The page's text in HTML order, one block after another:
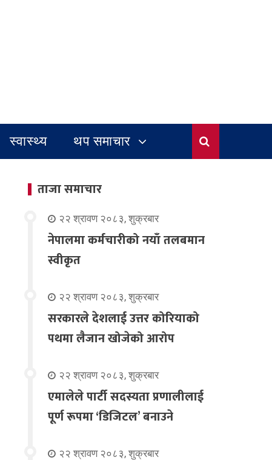
स्वास्थ्य थप समाचार
ताजा समाचार
२२ श्रावण २०८३, शुक्रबार
नेपालमा कर्मचारीको नयाँ तलबमान
स्वीकृत
२२ श्रावण २०८३, शुक्रबार
सरकारले देशलाई उत्तर कोरियाको
पथमा लैजान खोजेको आरोप
२२ श्रावण २०८३, शुक्रबार
एमालेले पार्टी सदस्यता प्रणालीलाई
पूर्ण रूपमा ‘डिजिटल’ बनाउने
२२ श्रावण २०८३, शुक्रबार